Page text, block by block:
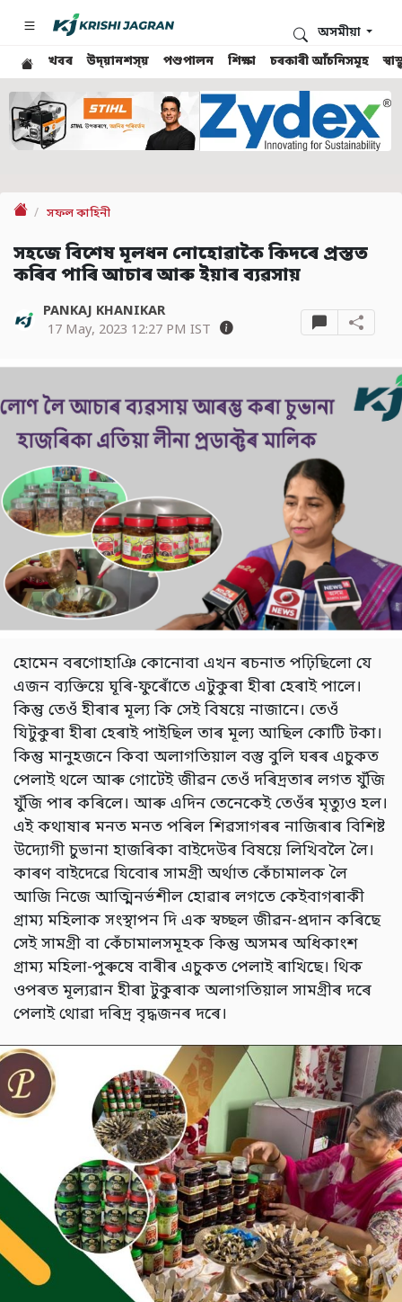
খবৰ উদ্য়ানশস্য় পশুপালন শিক্ষা চৰকাৰী আঁচনিসমূহ
অসমীয়া
সফল কাহিনী
সহজে বিশেষ মূলধন নোহোৱাকৈ কিদৰে প্ৰস্তত
কৰিব পাৰি আচাৰ আৰু ইয়াৰ ব্যৱসায়
PANKAJ KHANIKAR
17 May, 2023 12:27 PM IST
হোমেন বৰগোহাঞি কোনোবা এখন ৰচনাত পঢ়িছিলো যে
এজন ব্যক্তিয়ে ঘূৰি-ফুৰোঁতে এটুকুৰা হীৰা হেৰাই পালে।
কিন্তু তেওঁ হীৰাৰ মূল্য কি সেই বিষয়ে নাজানে। তেওঁ
যিটুকুৰা হীৰা হেৰাই পাইছিল তাৰ মূল্য আছিল কোটি টকা।
কিন্তু মানুহজনে কিবা অলাগতিয়াল বস্তু বুলি ঘৰৰ এচুকত
পেলাই থলে আৰু গোটেই জীৱন তেওঁ দৰিদ্ৰতাৰ লগত যুঁজি
যুঁজি পাৰ কৰিলে। আৰু এদিন তেনেকেই তেওঁৰ মৃত্যুও হল।
এই কথাষাৰ মনত মনত পৰিল শিৱসাগৰৰ নাজিৰাৰ বিশিষ্ট
উদ্যোগী চুভানা হাজৰিকা বাইদেউৰ বিষয়ে লিখিবলৈ লৈ।
কাৰণ বাইদেৱে যিবোৰ সামগ্ৰী অৰ্থাত কেঁচামালক লৈ
আজি নিজে আত্মিনৰ্ভশীল হোৱাৰ লগতে কেইবাগৰাকী
গ্ৰাম্য মহিলাক সংস্থাপন দি এক স্বচ্ছল জীৱন-প্ৰদান কৰিছে
সেই সামগ্ৰী বা কেঁচামালসমূহক কিন্তু অসমৰ অধিকাংশ
গ্ৰাম্য মহিলা-পুৰুষে বাৰীৰ এচুকত পেলাই ৰাখিছে। থিক
ওপৰত মূল্যৱান হীৰা টুকুৰাক অলাগতিয়াল সামগ্ৰীৰ দৰে
পেলাই থোৱা দৰিদ্ৰ বৃদ্ধজনৰ দৰে।